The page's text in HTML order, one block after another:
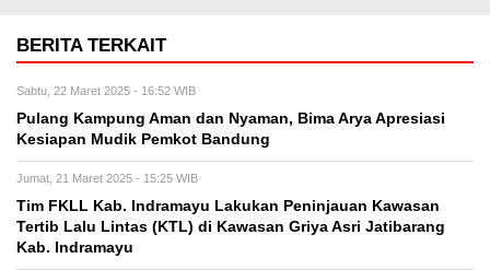
BERITA TERKAIT
Sabtu, 22 Maret 2025 - 16:52 WIB
Pulang Kampung Aman dan Nyaman, Bima Arya Apresiasi
Kesiapan Mudik Pemkot Bandung
Jumat, 21 Maret 2025 - 15:25 WIB
Tim FKLL Kab. Indramayu Lakukan Peninjauan Kawasan
Tertib Lalu Lintas (KTL) di Kawasan Griya Asri Jatibarang
Kab. Indramayu